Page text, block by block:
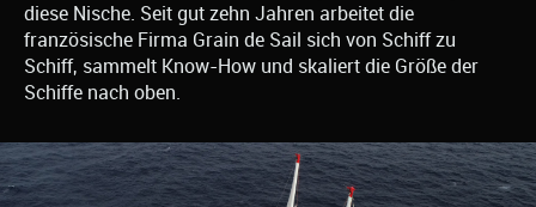
diese Nische. Seit gut zehn Jahren arbeitet die
französische Firma Grain de Sail sich von Schiff zu
Schiff, sammelt Know-How und skaliert die Größe der
Schiffe nach oben.